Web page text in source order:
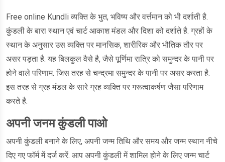
Free online Kundli व्यक्ति के भुत, भविष्य और वर्त्तमान को भी दर्शाती है.
कुंडली के बारा स्थान एवं चार्ट आकाश मंडल और दिशा को दर्शाते है. ग्रहों के
स्थान के अनुसार उस व्यक्ति पर मानसिक, शारीरिक और भौतिक तौर पर
असर पड़ता है. यह बिलकुल वैसे है, जैसे पूर्णिमा रात्रि को समुन्दर के पानी पर
होने वाले परिणाम. जिस तरह से चन्द्रमा समुन्दर के पानी पर असर करता है.
इस तरह से ग्रह मंडल के सारे ग्रह व्यक्ति पर गरूत्वाकर्षण जैसा परिणाम
करते है.
अपनी जनम कुंडली पाओ
अपनी कुंडली बनाने के लिए, अपनी जन्म तिथि और समय और जन्म स्थान नीचे
दिए गए फॉर्म में दर्ज करें. आप अपनी कुंडली में शामिल होने के लिए जन्म चार्ट